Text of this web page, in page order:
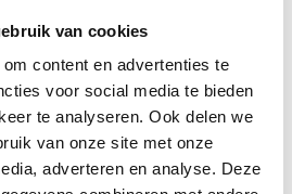
van cookies
content en advertenties te
voor social media te bieden
te analyseren. Ook delen we
van onze site met onze
adverteren en analyse. Deze